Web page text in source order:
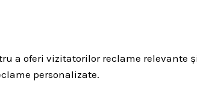
a oferi vizitatorilor reclame
personalizate.